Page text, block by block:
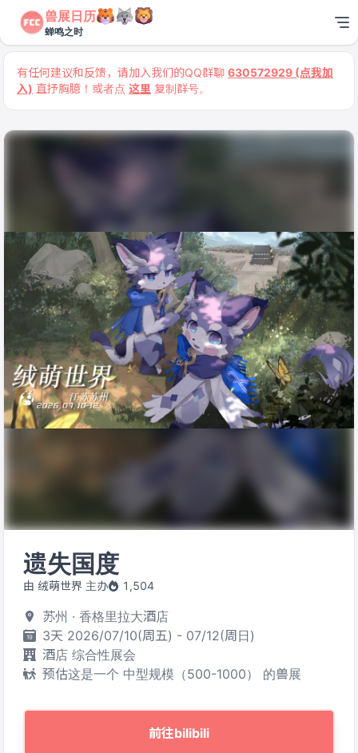
兽展日历
蝉鸣之时
有任何建议和反馈，请加入我们的QQ群聊 630572929 (点我加
入) 直抒胸臆！或者点 这里 复制群号。
遗失国度
由 绒萌世界 主办 1,504
苏州 · 香格里拉大酒店
3天 2026/07/10(周五) - 07/12(周日)
酒店 综合性展会
预估这是一个 中型规模（500-1000） 的兽展
前往bilibili